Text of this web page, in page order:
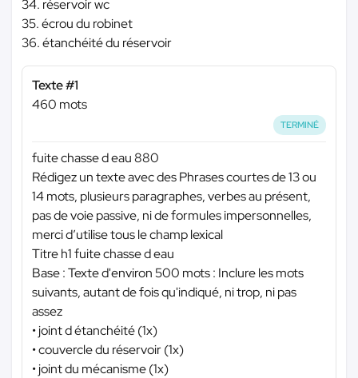
34. réservoir wc
35. écrou du robinet
36. étanchéité du réservoir
Texte #1
460 mots
TERMINÉ
fuite chasse d eau 880
Rédigez un texte avec des Phrases courtes de 13 ou
14 mots, plusieurs paragraphes, verbes au présent,
pas de voie passive, ni de formules impersonnelles,
merci d’utilise tous le champ lexical
Titre h1 fuite chasse d eau
Base : Texte d'environ 500 mots : Inclure les mots
suivants, autant de fois qu'indiqué, ni trop, ni pas
assez
• joint d étanchéité (1x)
• couvercle du réservoir (1x)
• joint du mécanisme (1x)